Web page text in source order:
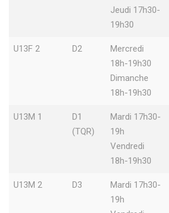
Jeudi 17h30-
19h30
U13F 2 D2
Mercredi
18h-19h30
Dimanche
18h-19h30
U13M 1
D1
(TQR)
Mardi 17h30-
19h
Vendredi
18h-19h30
U13M 2 D3
Mardi 17h30-
19h